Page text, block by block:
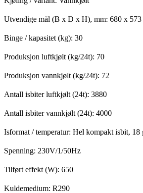
Utvendige mål (B x D x H), mm: 680 x
Binge / kapasitet (kg): 30
Produksjon luftkjølt (kg/24t): 70
Produksjon vannkjølt (kg/24t): 72
Antall isbiter luftkjølt (24t): 3880
Antall isbiter vannkjølt (24t): 4000
Isformat / temperatur: Hel kompakt isbit,
Spenning: 230V/1/50Hz
Tilført effekt (W): 650
Kuldemedium: R290